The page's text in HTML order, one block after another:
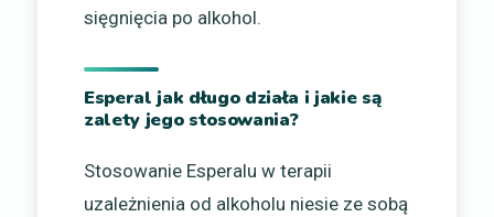
sięgnięcia po alkohol.
Esperal jak długo działa i jakie są
zalety jego stosowania?
Stosowanie Esperalu w terapii
uzależnienia od alkoholu niesie ze sobą